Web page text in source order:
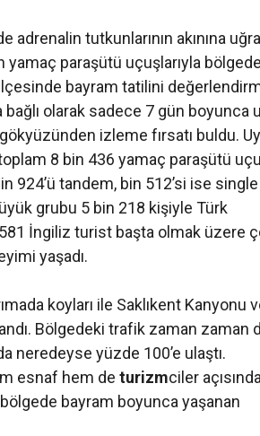
tutkunlarının akınına
paraşütü uçuşlarıyla
bayram tatilini
olarak sadece 7 gün boyunca
izleme fırsatı buldu.
8 bin 436 yamaç paraşütü
924’ü tandem, bin 512’si ise
grubu 5 bin 218 kişiyle Türk
İngiliz turist başta olmak üzere
yaşadı.
koyları ile Saklıkent Kanyonu
Bölgedeki trafik zaman zaman
neredeyse yüzde 100’e ulaştı.
esnaf hem de turizmciler
bayram boyunca yaşanan